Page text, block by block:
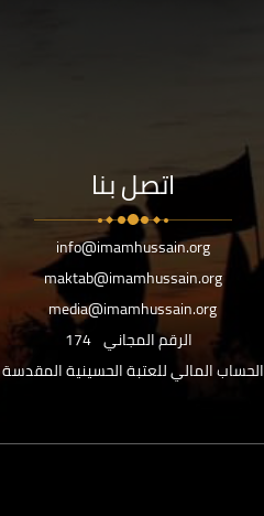
اتصل بنا
info@imamhussain.org
maktab@imamhussain.org
media@imamhussain.org
الرقم المجاني 174
الحساب المالي للعتبة الحسينية المقدسة